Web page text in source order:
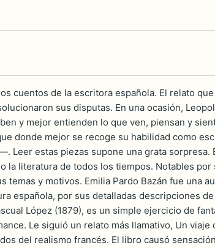
cuentos de la escritora española. El relato
sus disputas. En una ocasión,
y mejor entienden lo que ven, piensan y
donde mejor se recoge su habilidad como
estas piezas supone una grata sorpresa.
la literatura de todos los tiempos. Notables
temas y motivos. Emilia Pardo Bazán fue una
española, por sus detalladas descripciones
López (1879), es un simple ejercicio de
Le siguió un relato más llamativo, Un viaje
del realismo francés. El libro causó